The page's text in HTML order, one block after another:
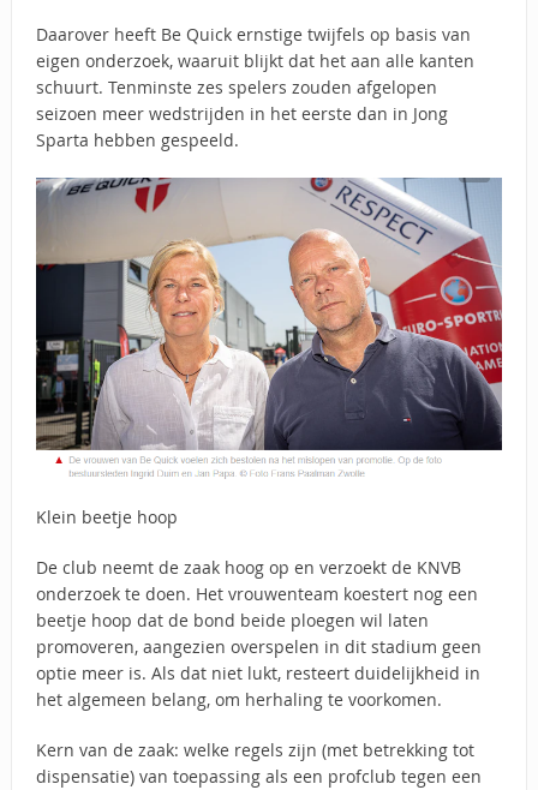
Daarover heeft Be Quick ernstige twijfels op basis van
eigen onderzoek, waaruit blijkt dat het aan alle kanten
schuurt. Tenminste zes spelers zouden afgelopen
seizoen meer wedstrijden in het eerste dan in Jong
Sparta hebben gespeeld.
Klein beetje hoop
De club neemt de zaak hoog op en verzoekt de KNVB
onderzoek te doen. Het vrouwenteam koestert nog een
beetje hoop dat de bond beide ploegen wil laten
promoveren, aangezien overspelen in dit stadium geen
optie meer is. Als dat niet lukt, resteert duidelijkheid in
het algemeen belang, om herhaling te voorkomen.
Kern van de zaak: welke regels zijn (met betrekking tot
dispensatie) van toepassing als een profclub tegen een